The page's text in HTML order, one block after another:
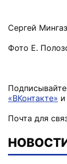
Сергей
Фото Е.
«ВКонтакте» и
Почта для